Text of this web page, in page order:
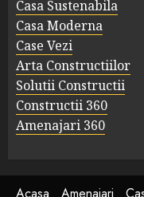
Casa Sustenabila
Casa Moderna
Case Vezi
Arta Constructiilor
Solutii Constructii
Constructii 360
Amenajari 360